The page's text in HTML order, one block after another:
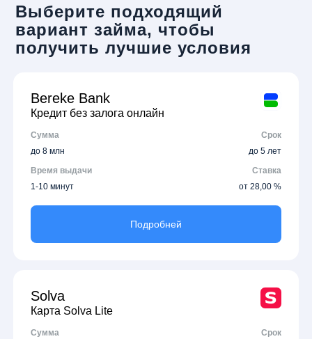
Выберите подходящий
вариант займа, чтобы
получить лучшие условия
Bereke Bank
Кредит без залога онлайн
Сумма
Срок
до 8 млн
до 5 лет
Время выдачи
Ставка
1-10 минут
от 28,00 %
Подробней
Solva
Карта Solva Lite
Сумма
Срок